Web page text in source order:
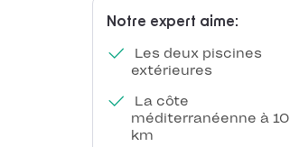
Notre expert aime:
Les deux piscines
extérieures
La côte
méditerranéenne à 10
km